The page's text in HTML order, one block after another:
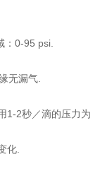
：0-95 psi.
无漏气.
1-2秒／滴的压力为
化.